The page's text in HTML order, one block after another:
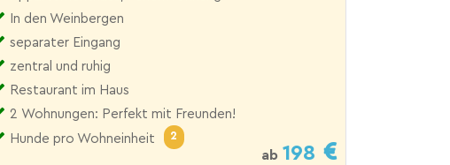
In den Weinbergen
separater Eingang
zentral und ruhig
Restaurant im Haus
2 Wohnungen: Perfekt mit Freunden!
Hunde pro Wohneinheit
2
ab 198